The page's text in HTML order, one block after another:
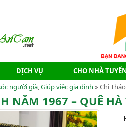
DỊCH VỤ CHO NHÀ
người già,Giúp việc gia đình » Chị
NĂM 1967 – QUÊ